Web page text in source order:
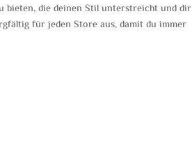
bieten, die deinen Stil unterstreicht und dir
für jeden Store aus, damit du immer